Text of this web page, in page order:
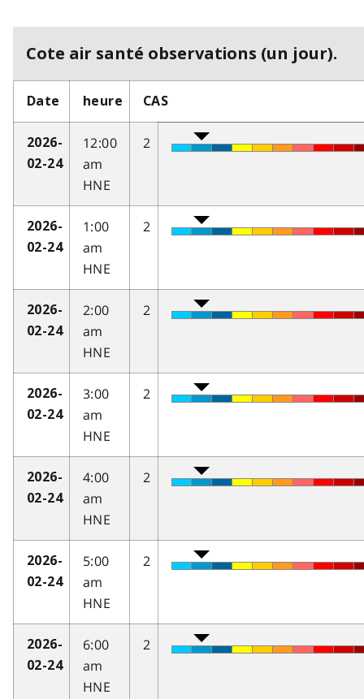
Cote air santé observations (un jour).
Date heure CAS
2026-
02-24
12:00
am
HNE
2
2026-
02-24
1:00
am
HNE
2
2026-
02-24
2:00
am
HNE
2
2026-
02-24
3:00
am
HNE
2
2026-
02-24
4:00
am
HNE
2
2026-
02-24
5:00
am
HNE
2
2026-
02-24
6:00
am
HNE
2